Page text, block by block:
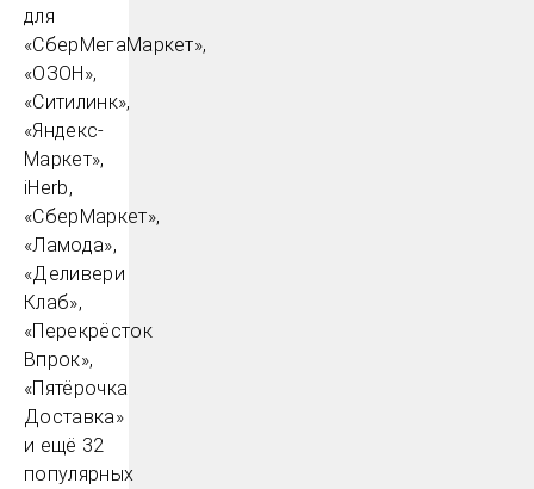
для
«СберМегаМаркет»,
«ОЗОН»,
«Ситилинк»,
«Яндекс-
Маркет»,
iHerb,
«СберМаркет»,
«Ламода»,
«Деливери
Клаб»,
«Перекрёсток
Впрок»,
«Пятёрочка
Доставка»
и ещё 32
популярных